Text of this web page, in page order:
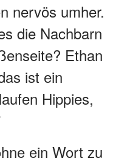
nervös umher.
die Nachbarn
Ethan
ist ein
Hippies,
ein Wort zu